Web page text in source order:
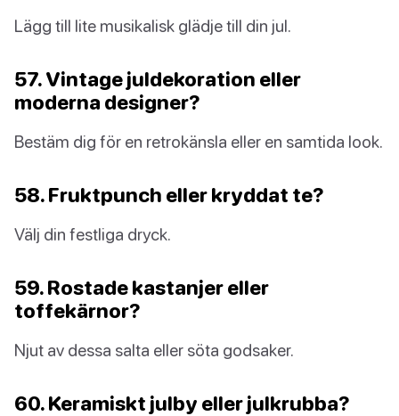
Lägg till lite musikalisk glädje till din jul.
57. Vintage juldekoration eller
moderna designer?
Bestäm dig för en retrokänsla eller en samtida look.
58. Fruktpunch eller kryddat te?
Välj din festliga dryck.
59. Rostade kastanjer eller
toffekärnor?
Njut av dessa salta eller söta godsaker.
60. Keramiskt julby eller julkrubba?